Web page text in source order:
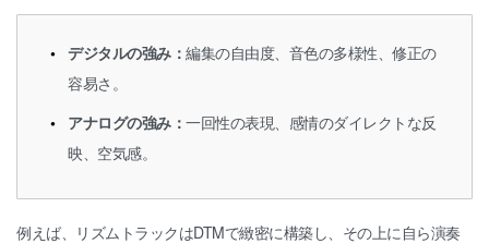
デジタルの強み： 編集の自由度、音色の多様性、修正の
容易さ。
アナログの強み： 一回性の表現、感情のダイレクトな反
映、空気感。
例えば、リズムトラックはDTMで緻密に構築し、その上に自ら演奏